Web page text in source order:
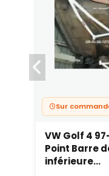
Sur
VW Golf 4
Point Barre
inférieure...